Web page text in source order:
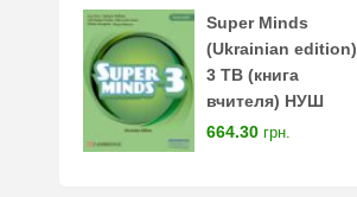
Super Minds
(Ukrainian edition)
3 TB (книга
вчителя) НУШ
664.30 грн.